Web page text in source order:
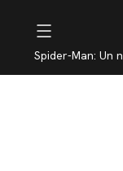
Spider-Man: Un